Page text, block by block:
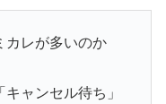
カレが多いのか
ャンセル待ち」